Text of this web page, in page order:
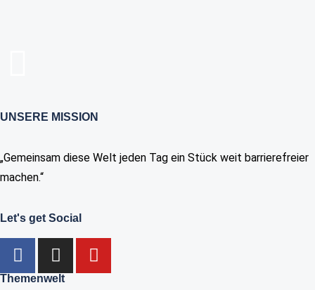
UNSERE MISSION
„Gemeinsam diese Welt jeden Tag ein Stück weit barrierefreier
machen.“
Let's get Social
Themenwelt